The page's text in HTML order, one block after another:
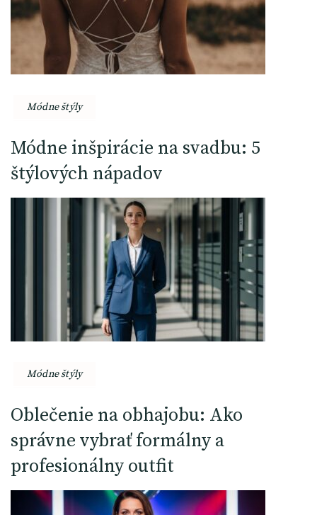
Módne štýly
Módne inšpirácie na svadbu: 5
štýlových nápadov
Módne štýly
Oblečenie na obhajobu: Ako
správne vybrať formálny a
profesionálny outfit